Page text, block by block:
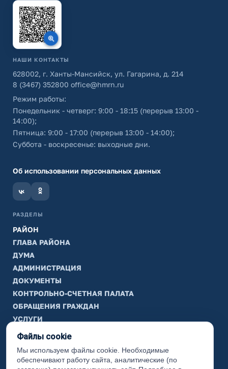
НАШИ КОНТАКТЫ
628002, г. Ханты-Мансийск, ул. Гагарина, д. 214
8 (3467) 352800 office@hmrn.ru
Режим работы:
Понедельник - четверг: 9:00 - 18:15 (перерыв 13:00 -
14:00);
Пятница: 9:00 - 17:00 (перерыв 13:00 - 14:00);
Суббота - воскресенье: выходные дни.
Об использовании персональных данных
РАЗДЕЛЫ
РАЙОН
ГЛАВА РАЙОНА
ДУМА
АДМИНИСТРАЦИЯ
ДОКУМЕНТЫ
КОНТРОЛЬНО-СЧЕТНАЯ ПАЛАТА
ОБРАЩЕНИЯ ГРАЖДАН
УСЛУГИ
ТИК
ИНФОРМАЦИЯ
Законодательная карта
Файлы cookie
Мы используем файлы cookie. Необходимые
обеспечивают работу сайта, аналитические (по